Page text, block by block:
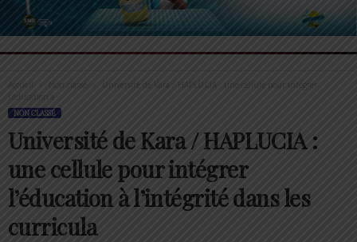
Accueil
Université de Kara / HAPLUCIA : une cellule pour intégrer
l’éducation à...
NON CLASSÉ
Université de Kara / HAPLUCIA :
une cellule pour intégrer
l’éducation à l’intégrité dans les
curricula